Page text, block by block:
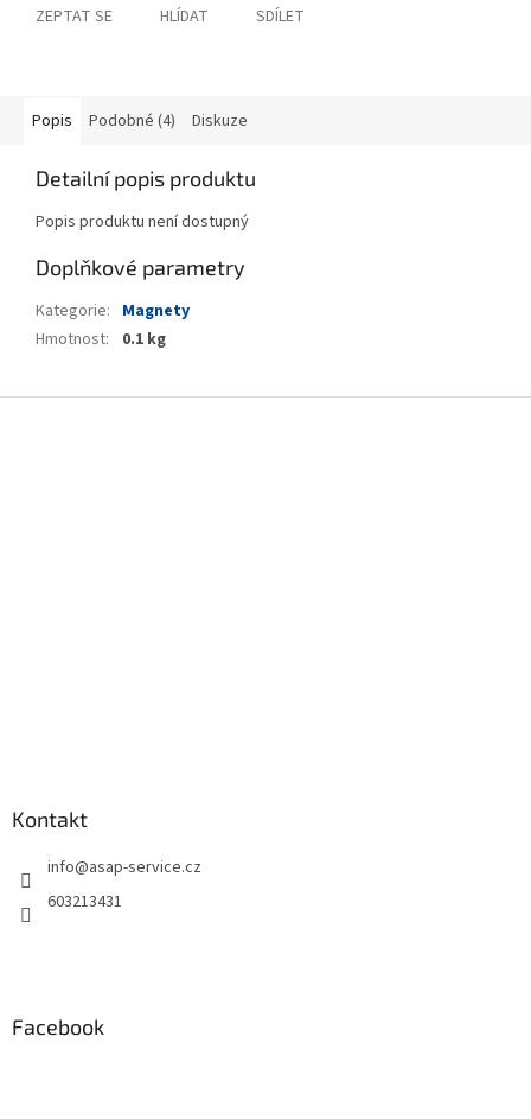
ZEPTAT SE HLÍDAT SDÍLET
Popis Podobné (4) Diskuze
Detailní popis produktu
Popis produktu není dostupný
Doplňkové parametry
Kategorie: Magnety
Hmotnost: 0.1 kg
Kontakt
info@asap-service.cz
603213431
Facebook